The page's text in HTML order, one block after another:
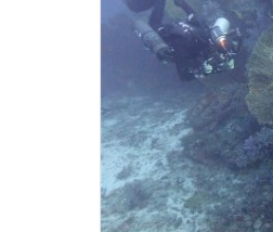
Производительность
функциональная